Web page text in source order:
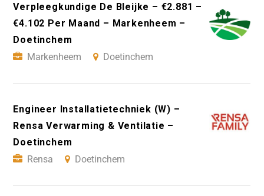
Verpleegkundige De Bleijke – €2.881 –
€4.102 Per Maand – Markenheem –
Doetinchem
Markenheem
Doetinchem
Engineer Installatietechniek (W) –
Rensa Verwarming & Ventilatie –
Doetinchem
Rensa
Doetinchem